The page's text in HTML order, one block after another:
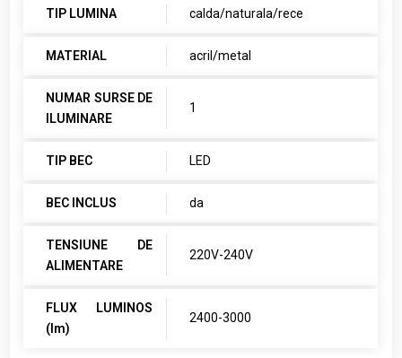
TIP LUMINA calda/naturala/rece
MATERIAL acril/metal
NUMAR SURSE DE
ILUMINARE
1
TIP BEC LED
BEC INCLUS da
TENSIUNE DE
ALIMENTARE
220V-240V
FLUX LUMINOS
(lm)
2400-3000